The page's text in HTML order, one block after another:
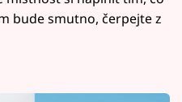
bude smutno, čerpejte z